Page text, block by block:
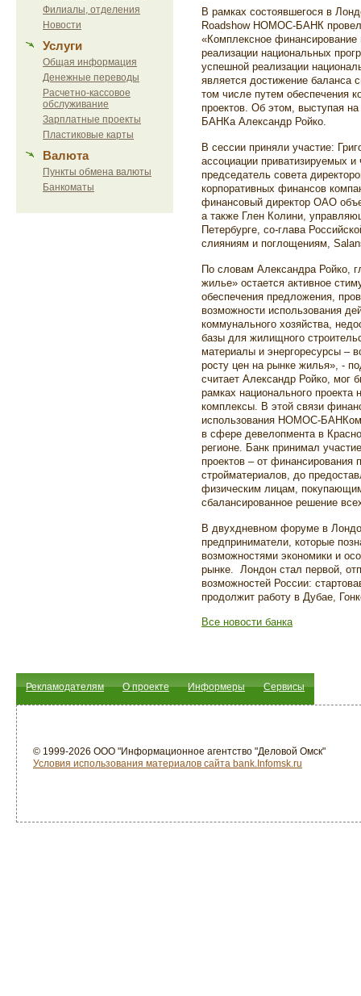
Филиалы, отделения
Новости
Услуги
Общая информация
Денежные переводы
Расчетно-кассовое
обслуживание
Зарплатные проекты
Пластиковые карты
Валюта
Пункты обмена валюты
Банкоматы
В рамках состоявшегося в
Roadshow НОМОС-БАНК
«Комплексное финансирование
реализации национальных
успешной реализации
является достижение баланса
том числе путем обеспечения
проектов. Об этом, выступая
БАНКа Александр Ройко.
В сессии приняли участие:
ассоциации приватизируемых
председатель совета
корпоративных финансов
финансовый директор ОАО
а также Глен Колини,
Петербурге, со-глава
слияниям и поглощениям,
По словам Александра Ройко,
жилье» остается активное
обеспечения предложения,
возможности использования
коммунального хозяйства,
базы для жилищного
материалы и энергоресурсы –
росту цен на рынке жилья», -
считает Александр Ройко, мог
рамках национального
комплексы. В этой связи
использования НОМОС-БАНКом
в сфере девелопмента в
регионе. Банк принимал
проектов – от финансирования
стройматериалов, до
физическим лицам,
сбалансированное решение
В двухдневном форуме в
предприниматели, которые
возможностями экономики и
рынке. Лондон стал первой,
возможностей России:
продолжит работу в Дубае,
Все новости банка
Рекламодателям О проекте Информеры Сервисы
© 1999-2026 ООО "Информационное агентство "Деловой Омск"
Условия использования материалов сайта bank.Infomsk.ru